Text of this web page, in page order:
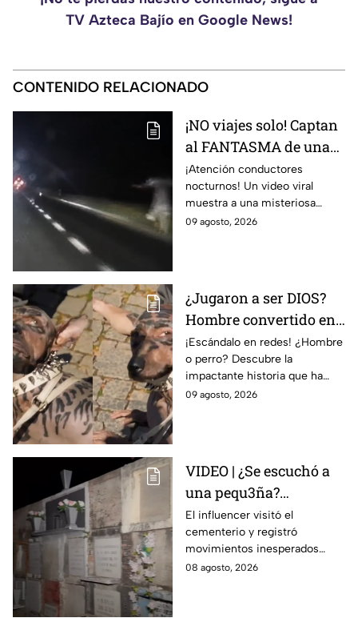
TV Azteca Bajío en Google News!
CONTENIDO RELACIONADO
¡NO viajes solo! Captan
al FANTASMA de una
mujer SIN C4BEZA
corriendo por la
carretera; VIDEO aterra
a conductores
¡Atención conductores
nocturnos! Un video viral
muestra a una misteriosa
figura corriendo en la carretera
09 agosto, 2026
¿Jugaron a ser DIOS?
Hombre convertido en
“PERRO” tras supuestas
CIRUGÍAS EXTREMAS
causa PÁNICO en redes
| VIDEO
¡Escándalo en redes! ¿Hombre
o perro? Descubre la
impactante historia que ha
causado furor en internet.
09 agosto, 2026
VIDEO | ¿Se escuchó a
una pequ3ña?
Influencer capta
extraños sucesos en
panteón de Guanajuato
El influencer visitó el
cementerio y registró
movimientos inesperados
durante la grabación.
08 agosto, 2026